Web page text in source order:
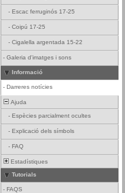
- Escac ferruginós 17-25
- Coipú 17-25
- Cigalella argentada 15-22
- Galeria d'imatges i sons
Informació
- Darreres notícies
Ajuda
- Espècies parcialment ocultes
- Explicació dels símbols
- FAQ
Estadístiques
Tutorials
- FAQS